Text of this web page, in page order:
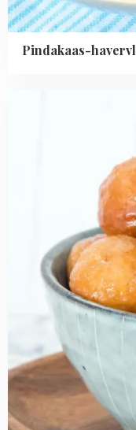
Pindakaas-